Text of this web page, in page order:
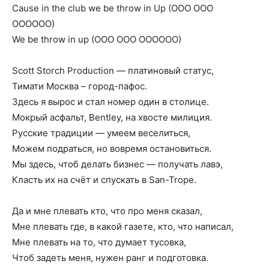
Cause in the club we be throw in Up (OOO OOO
OOOOOO)
We be throw in up (OOO OOO OOOOOO)
Scott Storch Production — платиновый статус,
Тимати Москва – город-пафос.
Здесь я вырос и стал номер один в столице.
Мокрый асфальт, Bentley, на хвосте милиция.
Русские традиции — умеем веселиться,
Можем подраться, но вовремя остановиться.
Мы здесь, чтоб делать бизнес — получать лавэ,
Класть их на счёт и спускать в San-Trope.
Да и мне плевать кто, что про меня сказал,
Мне плевать где, в какой газете, кто, что написал,
Мне плевать на то, что думает тусовка,
Чтоб задеть меня, нужен ранг и подготовка.